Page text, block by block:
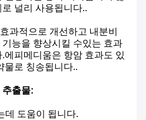
널리 사용됩니다..
과적으로 개선하고 내분비
능을 향상시킬 수있는 효과
에피메디움은 항암 효과도 있
물로 칭송됩니다..
추출물:
데 도움이 됩니다.